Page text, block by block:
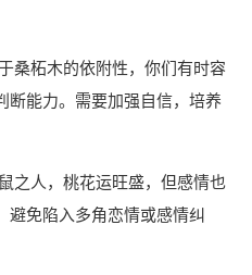
桑柘木的依附性，你们有时容
断能力。需要加强自信，培养
之人，桃花运旺盛，但感情也
避免陷入多角恋情或感情纠